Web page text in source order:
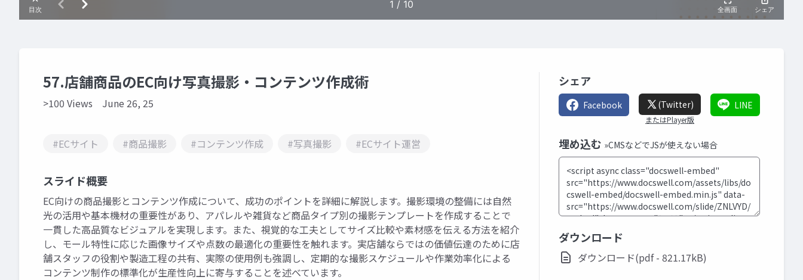
57.店舗商品のEC向け写真撮影・コンテンツ作成術
>100 Views June 26, 25
#ECサイト #商品撮影 #コンテンツ作成 #写真撮影 #ECサイト運営
スライド概要
EC向けの商品撮影とコンテンツ作成について、成功のポイントを詳細に解説します。撮影環境の整備には自然
光の活用や基本機材の重要性があり、アパレルや雑貨など商品タイプ別の撮影テンプレートを作成することで
一貫した高品質なビジュアルを実現します。また、視覚的な工夫としてサイズ比較や素材感を伝える方法を紹介
し、モール特性に応じた画像サイズや点数の最適化の重要性を触れます。実店舗ならではの価値伝達のために店
舗スタッフの役割や製造工程の共有、実際の使用例も強調し、定期的な撮影スケジュールや作業効率化による
コンテンツ制作の標準化が生産性向上に寄与することを述べています。
シェア
Facebook (Twitter)
またはPlayer版
LINE
埋め込む »CMSなどでJSが使えない場合
ダウンロード
ダウンロード(pdf - 821.17kB)